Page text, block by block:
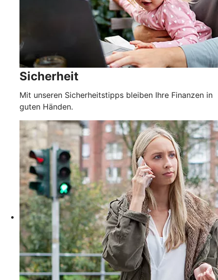
Sicherheit
Mit unseren Sicherheitstipps bleiben Ihre Finanzen in
guten Händen.